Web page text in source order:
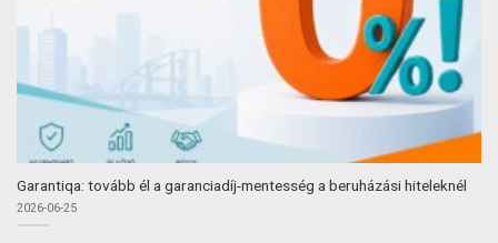
Garantiqa: tovább él a garanciadíj-mentesség a beruházási hiteleknél
2026-06-25